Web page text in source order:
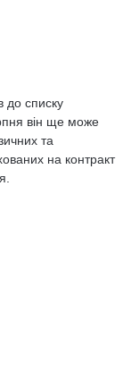
до списку
він ще може
та
на контракт